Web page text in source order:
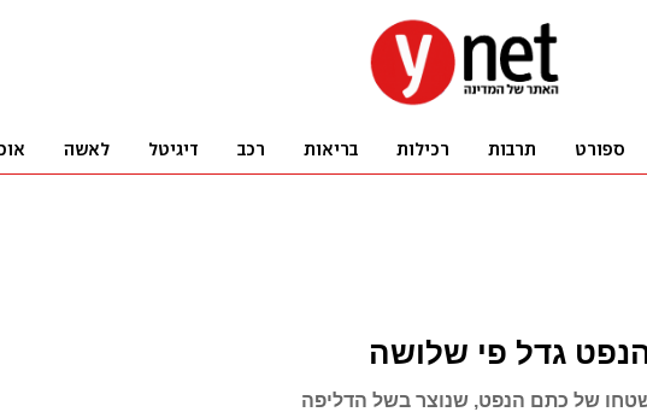
גדל פי שלושה
שטחו של כתם הנפט, שנוצר בשל הדליפה